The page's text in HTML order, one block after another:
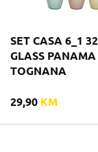
SET CASA 6_1
GLASS PANAMA
TOGNANA
29,90 KM